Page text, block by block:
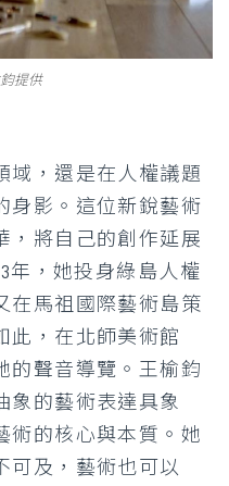
提供
域，還是在人權議題
身影。這位新銳藝術
，將自己的創作延展
年，她投身綠島人權
在馬祖國際藝術島策
此，在北師美術館
的聲音導覽。王榆鈞
象的藝術表達具象
術的核心與本質。她
可及，藝術也可以